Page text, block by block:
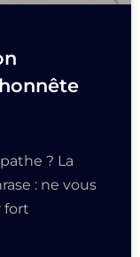
? La
: ne vous
fort